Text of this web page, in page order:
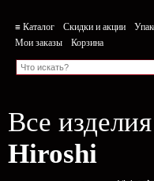
≡ Каталог Скидки и акции
Мои заказы
Корзина
Все изделия
Hiroshi